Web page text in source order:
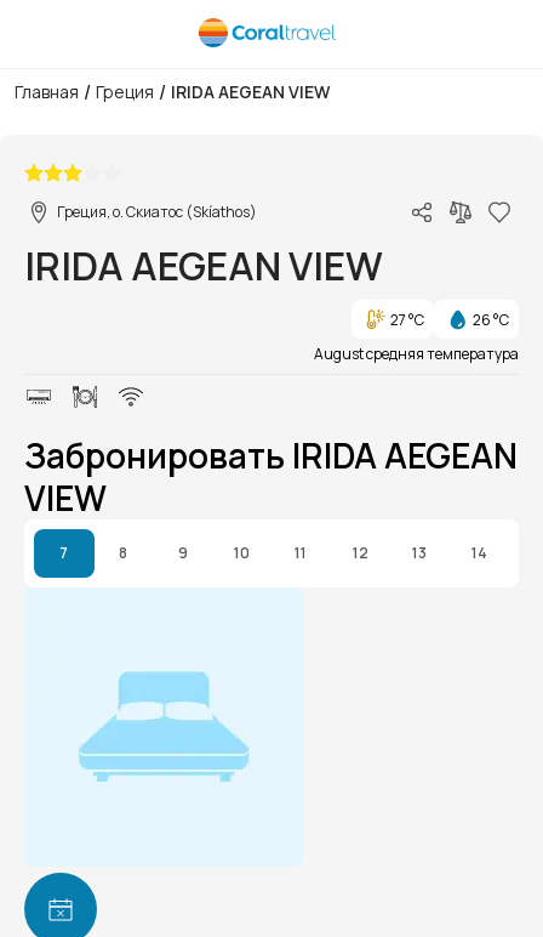
Главная / Греция / IRIDA AEGEAN VIEW
Греция, о. Скиатос (Skíathos)
IRIDA AEGEAN VIEW
27 °C
26 °C
August средняя температура
Забронировать IRIDA AEGEAN
VIEW
7 8 9 10 11 12 13 14